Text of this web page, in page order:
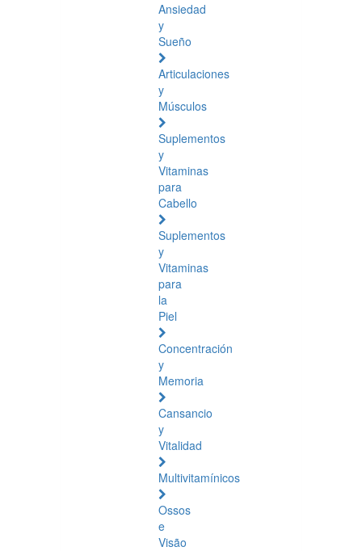
Ansiedad
y
Sueño
Articulaciones
y
Músculos
Suplementos
y
Vitaminas
para
Cabello
Suplementos
y
Vitaminas
para
la
Piel
Concentración
y
Memoria
Cansancio
y
Vitalidad
Multivitamínicos
Ossos
e
Visão